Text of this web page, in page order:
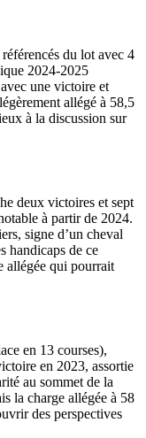
du lot avec 4
2024-2025
une victoire et
allégé à 58,5
à la discussion sur
deux victoires et sept
à partir de 2024.
signe d’un cheval
handicaps de ce
allégée qui pourrait
en 13 courses),
en 2023, assortie
au sommet de la
la charge allégée à 58
des perspectives